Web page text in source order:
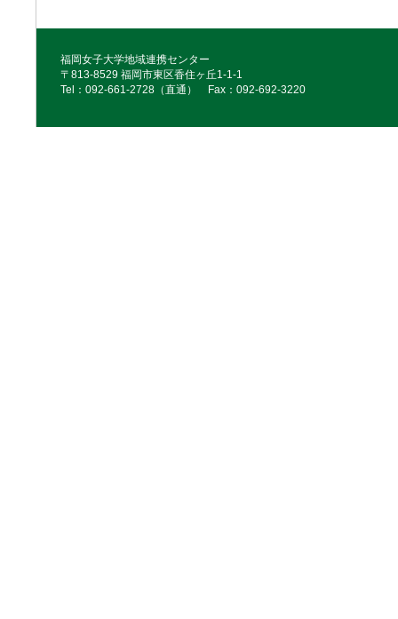
福岡女子大学地域連携センター
〒813-8529 福岡市東区香住ヶ丘1-1-1
Tel：092‐661‐2728（直通） Fax：092‐692‐3220